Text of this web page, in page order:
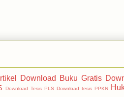
Download Buku Gratis
Download Tesis PLS Download tesis PPKN